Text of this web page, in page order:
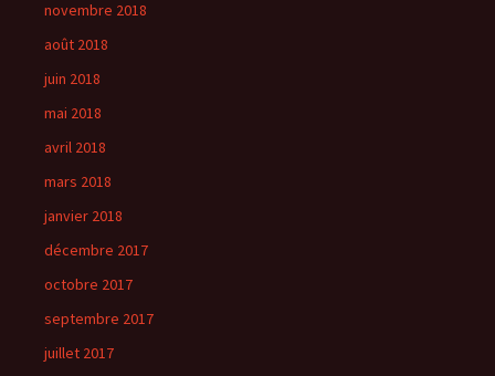
novembre 2018
août 2018
juin 2018
mai 2018
avril 2018
mars 2018
janvier 2018
décembre 2017
octobre 2017
septembre 2017
juillet 2017